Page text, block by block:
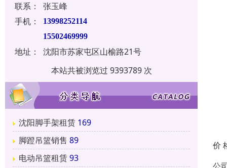
联系：
张玉峰
手机：
13998252114
15502469999
地址：
沈阳市苏家屯区山榆路21号
本站共被浏览过 9393789 次
沈阳脚手架租赁 169
脚蹬吊篮销售 89
电动吊篮租赁93
价